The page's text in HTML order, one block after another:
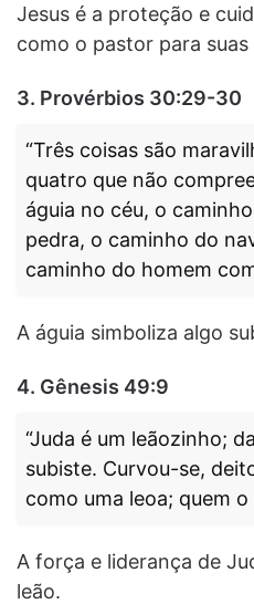
Jesus é a proteção e
como o pastor para suas
3. Provérbios 30:29-30
“Três coisas são
quatro que não
águia no céu, o
pedra, o caminho do
caminho do homem
A águia simboliza algo
4. Gênesis 49:9
“Juda é um leãozinho;
subiste. Curvou-se,
como uma leoa; quem o
A força e liderança de
leão.